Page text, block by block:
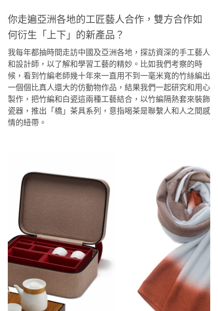
你走遍亞洲各地的工匠藝人合作，雙方合作如
何衍生「上下」的新產品？
我每年都抽時間走訪中國及亞洲各地，探訪資深的手工藝人
和設計師，以了解和學習工藝的精妙。比如我們考察的時
候，看到竹編老師幾十年來一直用不到一毫米寬的竹絲編出
一個個比真人還大的仿動物作品，結果我們一起研究和用心
製作，把竹編和白瓷這兩種工藝結合，以竹編隔熱套來裝飾
瓷器，推出「橋」茶具系列，意指喝茶是聯繫人和人之間感
情的紐帶。